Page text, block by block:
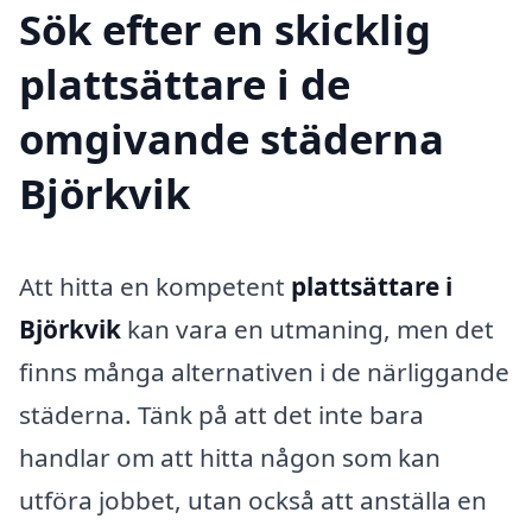
Sök efter en skicklig
plattsättare i de
omgivande städerna
Björkvik
Att hitta en kompetent plattsättare i
Björkvik kan vara en utmaning, men det
finns många alternativen i de närliggande
städerna. Tänk på att det inte bara
handlar om att hitta någon som kan
utföra jobbet, utan också att anställa en